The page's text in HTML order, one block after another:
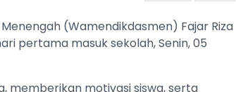
(Wamendikdasmen) Fajar Riza
pertama masuk sekolah, Senin, 05
memberikan motivasi siswa, serta